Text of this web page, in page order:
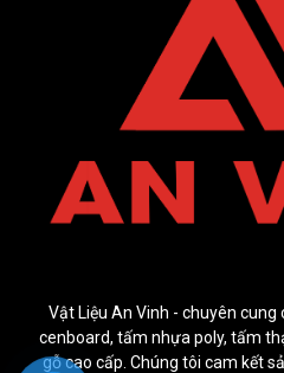
Vật Liệu An Vinh - chuyên
cenboard, tấm nhựa poly, tấm
gỗ cao cấp. Chúng tôi cam kết